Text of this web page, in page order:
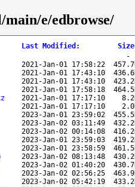
e/edbrowse/
Last Modified : Size
2021-Jan-01 17:58:22
2021-Jan-01 17:43:10
2021-Jan-01 17:43:10
2021-Jan-01 17:58:18
2021-Jan-01 17:17:10
2021-Jan-01 17:17:10
2023-Jan-01 23:59:02
2023-Jan-02 03:11:49
2023-Jan-02 00:14:08
2023-Jan-01 23:59:03
2023-Jan-01 23:58:59
2023-Jan-02 08:13:48
2023-Jan-02 01:40:20
2023-Jan-02 02:56:25
2023-Jan-02 05:42:19